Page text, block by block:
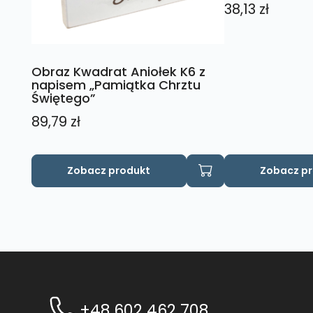
Obraz Kwadrat Aniołek K6 z
napisem „Pamiątka Chrztu
Świętego”
89,79 zł
Zobacz produkt
38,13 zł
Zobacz
Ten
produkt
Opcje